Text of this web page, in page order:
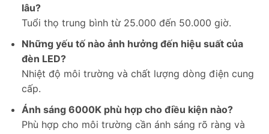
lâu?
Tuổi thọ trung bình từ 25.000 đến 50.000 giờ.
Những yếu tố nào ảnh hưởng đến hiệu suất của
đèn LED?
Nhiệt độ môi trường và chất lượng dòng điện cung
cấp.
Ánh sáng 6000K phù hợp cho điều kiện nào?
Phù hợp cho môi trường cần ánh sáng rõ ràng và